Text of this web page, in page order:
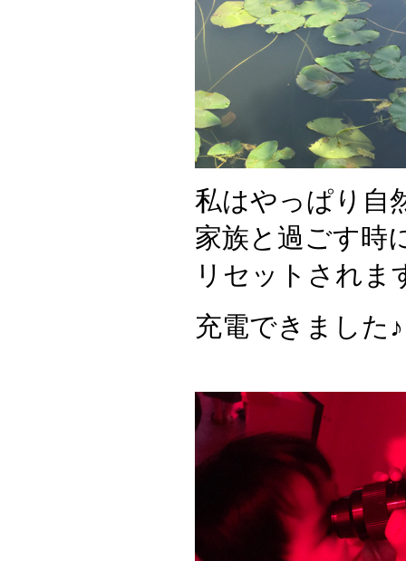
私はやっぱり自
家族と過ごす時
リセットされま
充電できました♪